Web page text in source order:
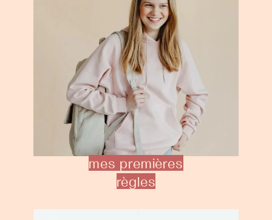
mes premières
règles